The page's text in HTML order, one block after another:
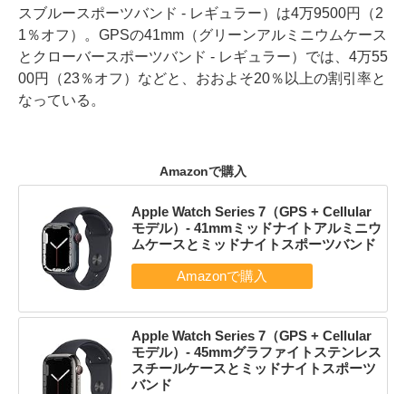
スブルースポーツバンド - レギュラー）は4万9500円（2
1％オフ）。GPSの41mm（グリーンアルミニウムケース
とクローバースポーツバンド - レギュラー）では、4万55
00円（23％オフ）などと、おおよそ20％以上の割引率と
なっている。
Amazonで購入
Apple Watch Series 7（GPS + Cellular
モデル）- 41mmミッドナイトアルミニウ
ムケースとミッドナイトスポーツバンド
Apple Watch Series 7（GPS + Cellular
モデル）- 45mmグラファイトステンレス
スチールケースとミッドナイトスポーツ
バンド